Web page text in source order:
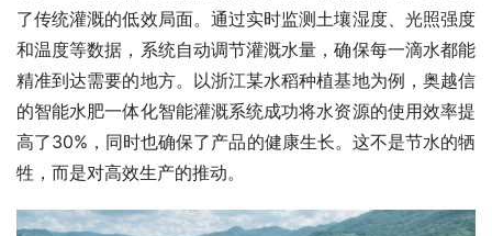
了传统灌溉的低效局面。通过实时监测土壤湿度、光照强度
和温度等数据，系统自动调节灌溉水量，确保每一滴水都能
精准到达需要的地方。以浙江某水稻种植基地为例，奥越信
的智能水肥一体化智能灌溉系统成功将水资源的使用效率提
高了30%，同时也确保了产品的健康生长。这不是节水的牺
牲，而是对高效生产的推动。